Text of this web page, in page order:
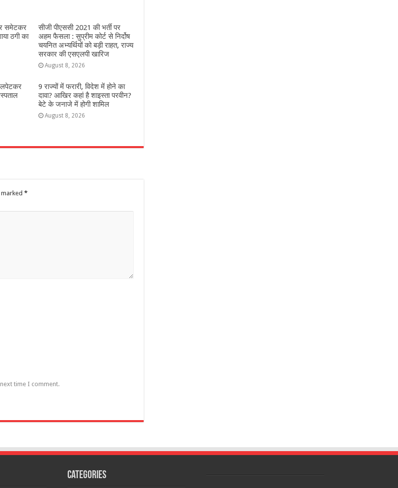
समेटकर
ठगी का
सीजी पीएससी 2021 की भर्ती पर
अहम फैसला : सुप्रीम कोर्ट से निर्दोष
चयनित अभ्यर्थियों को बड़ी राहत, राज्य
सरकार की एसएलपी खारिज
August 8, 2026
लपेटकर
9 राज्‍यों में फरारी, व‍िदेश में होने का
दावा? आख‍िर कहां है शाइस्‍ता परवीन?
बेटे के जनाजे में होगी शामिल
August 8, 2026
*
time I comment.
Categories